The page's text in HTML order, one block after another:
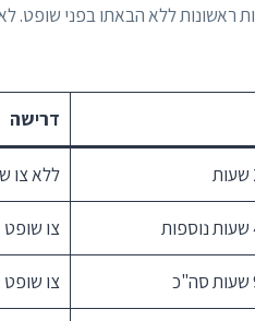
סדר הדין הפלילי, ניתן לעצור אדם ל-24 שעות ראשונות
דרישה
ללא צו
צו שופט
צו שופט